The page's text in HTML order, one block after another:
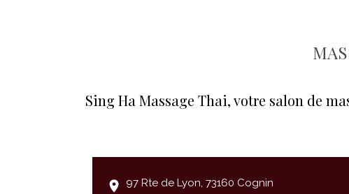
Sing Ha Massage Thai, votre salon de
97 Rte de Lyon, 73160 Cognin